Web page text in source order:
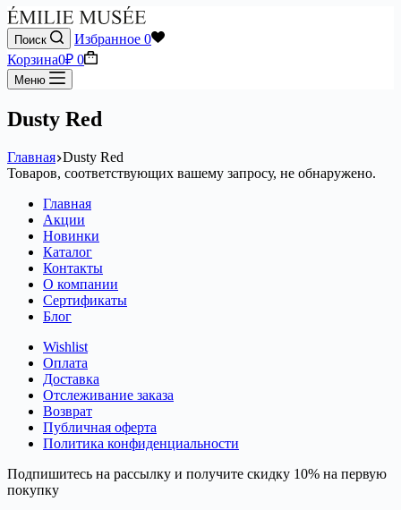
Поиск Избранное 0
Корзина0₽ 0
Меню
Dusty Red
Главная Dusty Red
Товаров, соответствующих вашему запросу, не обнаружено.
Главная
Акции
Новинки
Каталог
Контакты
О компании
Сертификаты
Блог
Wishlist
Оплата
Доставка
Отслеживание заказа
Возврат
Публичная оферта
Политика конфиденциальности
Подпишитесь на рассылку и получите скидку 10% на первую
покупку